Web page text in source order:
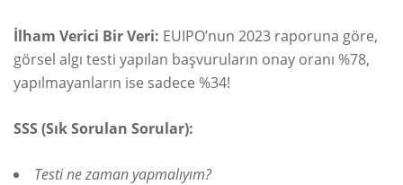
İlham Verici Bir Veri: EUIPO’nun 2023 raporuna göre,
görsel algı testi yapılan başvuruların onay oranı %78,
yapılmayanların ise sadece %34!
SSS (Sık Sorulan Sorular):
Testi ne zaman yapmalıyım?